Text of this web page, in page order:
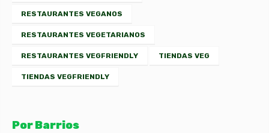
RESTAURANTES VEGANOS
RESTAURANTES VEGETARIANOS
RESTAURANTES VEGFRIENDLY TIENDAS VEG
TIENDAS VEGFRIENDLY
Por Barrios